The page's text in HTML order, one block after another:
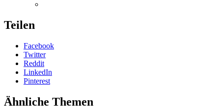
Teilen
Facebook
Twitter
Reddit
LinkedIn
Pinterest
Ähnliche Themen